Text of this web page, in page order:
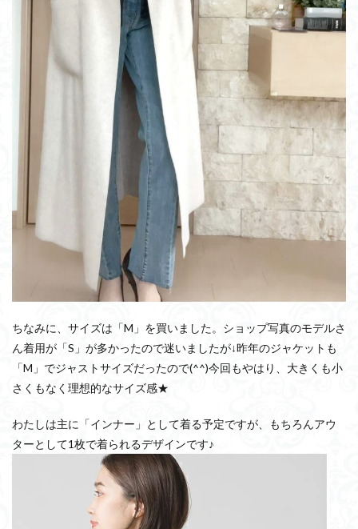
ちなみに、サイズは「M」を買いました。ショップ写真のモデルさ
ん着用が「S」が多かったので迷いましたが↓昨年のジャケットも
「M」でジャストサイズだったので(^^)今回もやはり、大きくも小
さくもなく理想的なサイズ感★
わたしは主に「インナー」として着る予定ですが、もちろんアウ
ターとして1枚で着られるデザインです♪